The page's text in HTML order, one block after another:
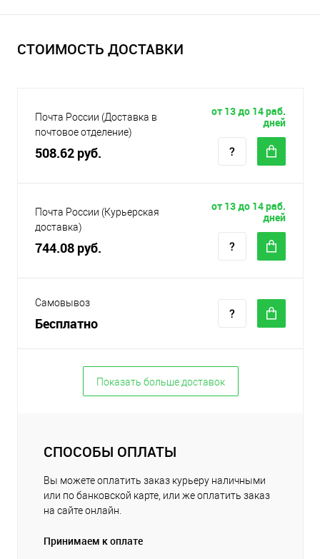
СТОИМОСТЬ ДОСТАВКИ
Почта России (Доставка в
почтовое отделение)
508.62 руб.
от 13 до 14 раб.
дней
Почта России (Курьерская
доставка)
744.08 руб.
от 13 до 14 раб.
дней
Самовывоз
Бесплатно
Показать больше доставок
СПОСОБЫ ОПЛАТЫ
Вы можете оплатить заказ курьеру наличными
или по банковской карте, или же оплатить заказ
на сайте онлайн.
Принимаем к оплате